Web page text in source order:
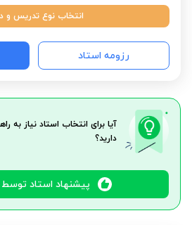
انتخاب نوع تدریس و
رزومه استاد
آیا برای انتخاب استاد نیاز به
دارید؟
پیشنهاد استاد توسط